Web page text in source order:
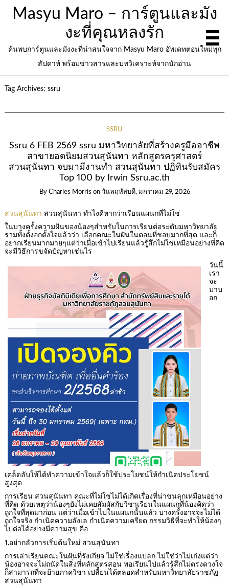
Masyu Maro – การ์ตูนและมัง
งะที่คุณหลงรัก
ค้นพบการ์ตูนและมังงะที่น่าสนใจจาก Masyu Maro อัพเดทตอนใหม่ทุก
สัปดาห์ พร้อมข่าวสารและบทวิเคราะห์จากนักอ่าน
Tag Archives: ssru
SSRU
Ssru 6 FEB 2569 ssru มหาวิทยาลัยที่สร้างครูมืออาชีพ
สาขายอดนิยมสวนสุนันทา หลักสูตรครุศาสตร์
สวนสุนันทา จบมามีงานทำ สวนสุนันทา ปฏิทินรับสมัคร
Top 100 by Irwin Ssru.ac.th
By Charles Morris on วันพฤหัสบดี, มกราคม 29, 2026
สวนสุนันทา สวนสุนันทา ทำไงดีหากว่าเรียนแผนกที่ไม่ใช่
ในบางครั้งความฝันของน้องๆสำหรับในการเรียนต่อระดับมหาวิทยาลัย
รวมทั้งตั้งอกตั้งใจแล้วว่า เลือกคณะในฝันในตอนที่ชอบมากที่สุด และก็
อยากเรียนมากมายๆแต่ว่าเมื่อเข้าไปเรียนแล้วรู้สึกไม่ใช่เหมือนอย่างที่คิด
จะมีวิธีการขจัดปัญหาเช่นไร
วันนี้
เรา
จะ
มาบ
อก
เคล็ดลับให้ได้ทำความเข้าใจแล้วก็ใช้ประโยชน์ให้กำเนิดประโยชน์
สูงสุด
การเรียน สวนสุนันทา คณะที่ไม่ใช่ไม่ได้เกิดเรื่องที่น่าขนลุกเหมือนอย่าง
ที่คิด ด้วยเหตุว่าน้องๆยังไม่เคยสัมผัสกับวิชาเรียนในแผนกที่น้องคิดว่า
ถูกใจที่สุดมาก่อน แต่ว่าเมื่อเข้าไปในแผนกนั้นแล้ว บางครั้งอาจจะไม่ได้
ถูกใจจริง กำเนิดความลังเล กำเนิดความเครียด กรรมวิธีที่จะทำให้น้องๆ
ไปต่อได้อย่างมีความสุข คือ
1.อย่ากลัวการเริ่มต้นใหม่ สวนสุนันทา
การเล่าเรียนคณะในฝันที่รังเกียจ ไม่ใช่เรื่องแปลก ไม่ใช่ว่าไม่เก่งแต่ว่า
น้องอาจจะไม่ถนัดในสิ่งที่หลักสูตรสอน พอเรียนไปแล้วรู้สึกไม่ตรงดวงใจ
ก็สามารถที่จะย้ายภาควิชา เปลี่ยนได้ตลอดสำหรับมหาวิทยาลัยราชภัฏ
สวนสุนันทา